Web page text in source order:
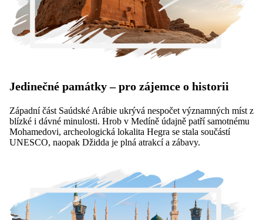
Jedinečné památky – pro zájemce o historii
Západní část Saúdské Arábie ukrývá nespočet významných míst z
blízké i dávné minulosti. Hrob v Medíně údajně patří samotnému
Mohamedovi, archeologická lokalita Hegra se stala součástí
UNESCO, naopak Džidda je plná atrakcí a zábavy.